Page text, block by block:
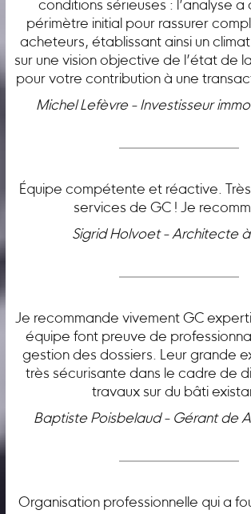
conditions sérieuses : l’analyse a
périmètre initial pour rassurer
acheteurs, établissant ainsi un
sur une vision objective de l’état de
pour votre contribution à une
Michel Lefèvre - Investisseur
Équipe compétente et réactive.
services de GC ! Je
Sigrid Holvoet - Architecte
Je recommande vivement GC
équipe font preuve de
gestion des dossiers. Leur grande
très sécurisante dans le cadre de
travaux sur du bâti
Baptiste Poisbelaud - Gérant de
Organisation professionnelle qui a